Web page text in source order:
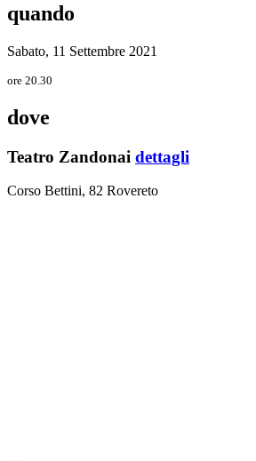
quando
Sabato, 11 Settembre 2021
ore 20.30
dove
Teatro Zandonai dettagli
Corso Bettini, 82 Rovereto